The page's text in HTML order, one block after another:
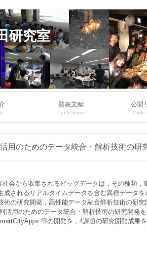
研究室
発表文献
Publications
公開
Code
用のためのデータ統合・解析技術の研
会から収集されるビッグデータは，その種類
されるリアルタイムデータを含む異種データ
の研究開発，高性能データ融合解析技術の研
活用のためのデータ統合・解析技術の研究開発
等の開発を，4課題の研究開発成果